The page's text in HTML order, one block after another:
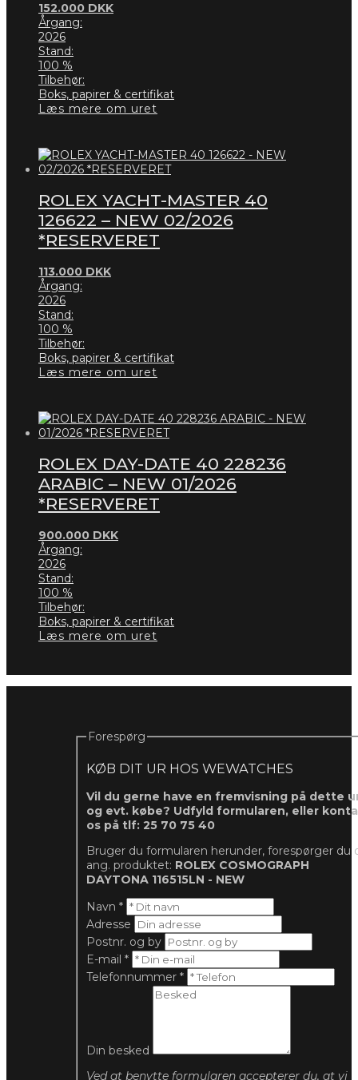
152.000 DKK
Årgang:
2026
Stand:
100 %
Tilbehør:
Boks, papirer & certifikat
Læs mere om uret
ROLEX YACHT-MASTER 40
126622 – NEW 02/2026
*RESERVERET
113.000 DKK
Årgang:
2026
Stand:
100 %
Tilbehør:
Boks, papirer & certifikat
Læs mere om uret
ROLEX DAY-DATE 40 228236
ARABIC – NEW 01/2026
*RESERVERET
900.000 DKK
Årgang:
2026
Stand:
100 %
Tilbehør:
Boks, papirer & certifikat
Læs mere om uret
Forespørg
KØB DIT UR HOS WEWATCHES
Vil du gerne have en fremvisning på dette
og evt. købe? Udfyld formularen, eller
os på tlf: 25 70 75 40
Bruger du formularen herunder, forespørger du
ang. produktet: ROLEX COSMOGRAPH
DAYTONA 116515LN - NEW
Navn *
Adresse
Postnr. og by
E-mail *
Telefonnummer *
Din besked
Ved at benytte formularen accepterer du, at vi